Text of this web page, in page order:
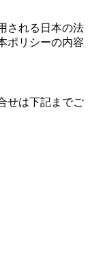
される日本の法
ポリシーの内容
せは下記までご